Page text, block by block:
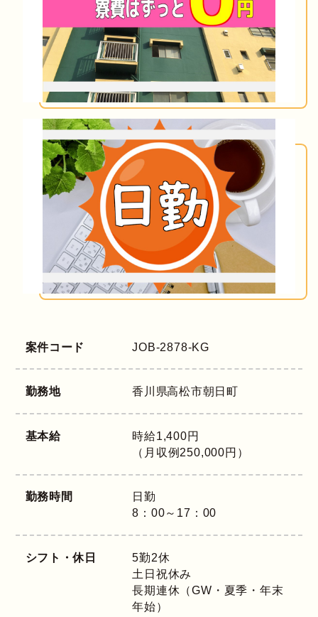
案件コード JOB-2878-KG
勤務地 香川県高松市朝日町
基本給
時給1,400円
（月収例250,000円）
勤務時間
日勤
8：00～17：00
シフト・休日
5勤2休
土日祝休み
長期連休（GW・夏季・年末
年始）